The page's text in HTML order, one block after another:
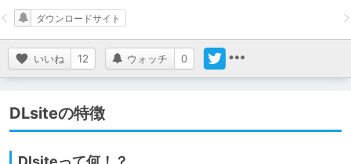
いいね 12 ウォッチ 0
ダウンロードサイト
DLsiteの特徴